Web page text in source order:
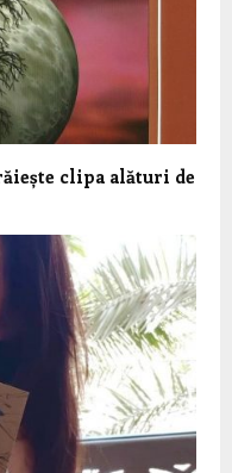
clipa alături de